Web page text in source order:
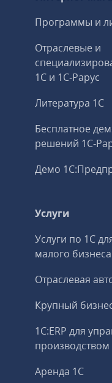
Программы и
Отраслевые и
1С и 1С‑Рарус
Литература 1С
Бесплатное
решений
Демо
Услуги
Услуги по 1С
малого бизнеса
Отраслевая
Крупный
1С:ERP для
производством
Аренда 1С